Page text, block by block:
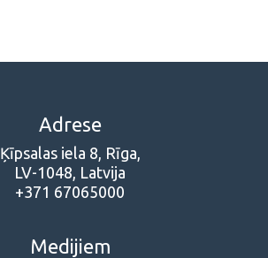
Adrese
Ķīpsalas iela 8, Rīga,
LV-1048, Latvija
+371 67065000
Medijiem